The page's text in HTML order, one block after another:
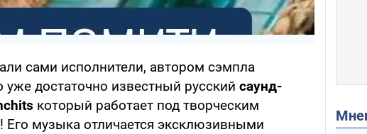
сами исполнители, автором сэмпла
уже достаточно известный русский саунд-
который работает под творческим
! Его музыка отличается эксклюзивными